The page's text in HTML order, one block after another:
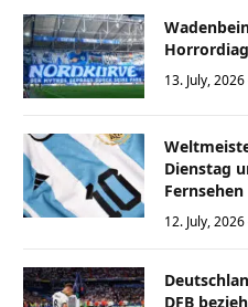
13. July,
Dienstag
Fernsehen
12. July,
DFB